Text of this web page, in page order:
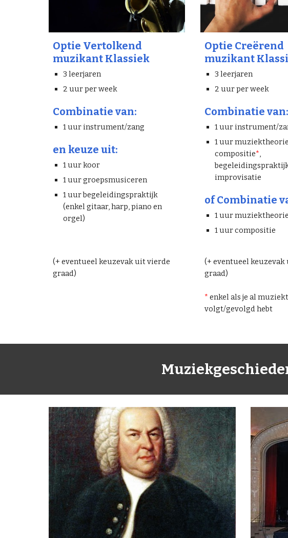
Optie Vertolkend
muzikant Klassiek
3 leerjaren
2 uur per week
Combinatie van:
1 uur instrument/zang
en keuze uit:
1 uur koor
1 uur groepsmusiceren
1 uur begeleidingspraktijk
(enkel gitaar, harp, piano en
orgel)
(+ eventueel keuzevak uit vierde
graad)
Optie Creërend
muzikant
3 leerjaren
2 uur per week
Combinatie van:
1 uur instrument/
1 uur
compositie*,
improvisatie
of Combinatie
1 uur muziektheorie
1 uur compositie
(+ eventueel
graad)
* enkel als je al
volgt/gevolgd hebt